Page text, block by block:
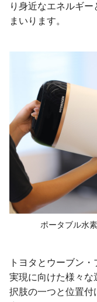
り身近なエネルギ
まいります。
ポータブル水
トヨタとウーブン
実現に向けた様々な
択肢の一つと位置付